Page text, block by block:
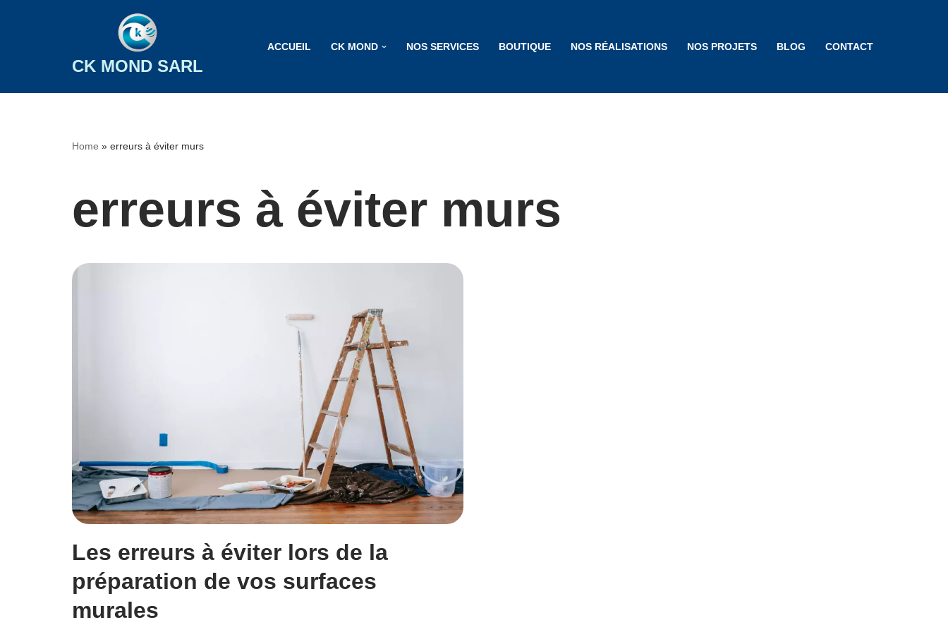
CK MOND SARL
ACCUEIL CK MOND NOS SERVICES BOUTIQUE NOS RÉALISATIONS NOS PROJETS BLOG CONTACT
Home » erreurs à éviter murs
erreurs à éviter murs
Les erreurs à éviter lors de la
préparation de vos surfaces
murales